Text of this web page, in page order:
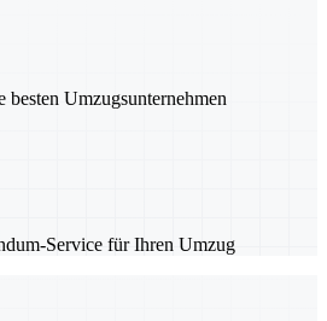
besten Umzugsunternehmen
Service für Ihren Umzug